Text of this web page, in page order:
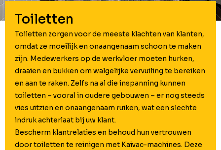
Toiletten
Toiletten zorgen voor de meeste klachten van klanten,
omdat ze moeilijk en onaangenaam schoon te maken
zijn. Medewerkers op de werkvloer moeten hurken,
draaien en bukken om walgelijke vervuiling te bereiken
en aan te raken. Zelfs na al die inspanning kunnen
toiletten – vooral in oudere gebouwen – er nog steeds
vies uitzien en onaangenaam ruiken, wat een slechte
indruk achterlaat bij uw klant.
Bescherm klantrelaties en behoud hun vertrouwen
door toiletten te reinigen met Kaivac-machines. Deze